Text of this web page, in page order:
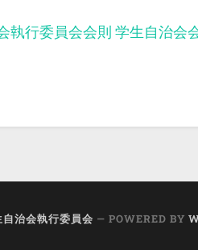
執行委員会会則 学生自治会
治会執行委員会 — POWERED BY